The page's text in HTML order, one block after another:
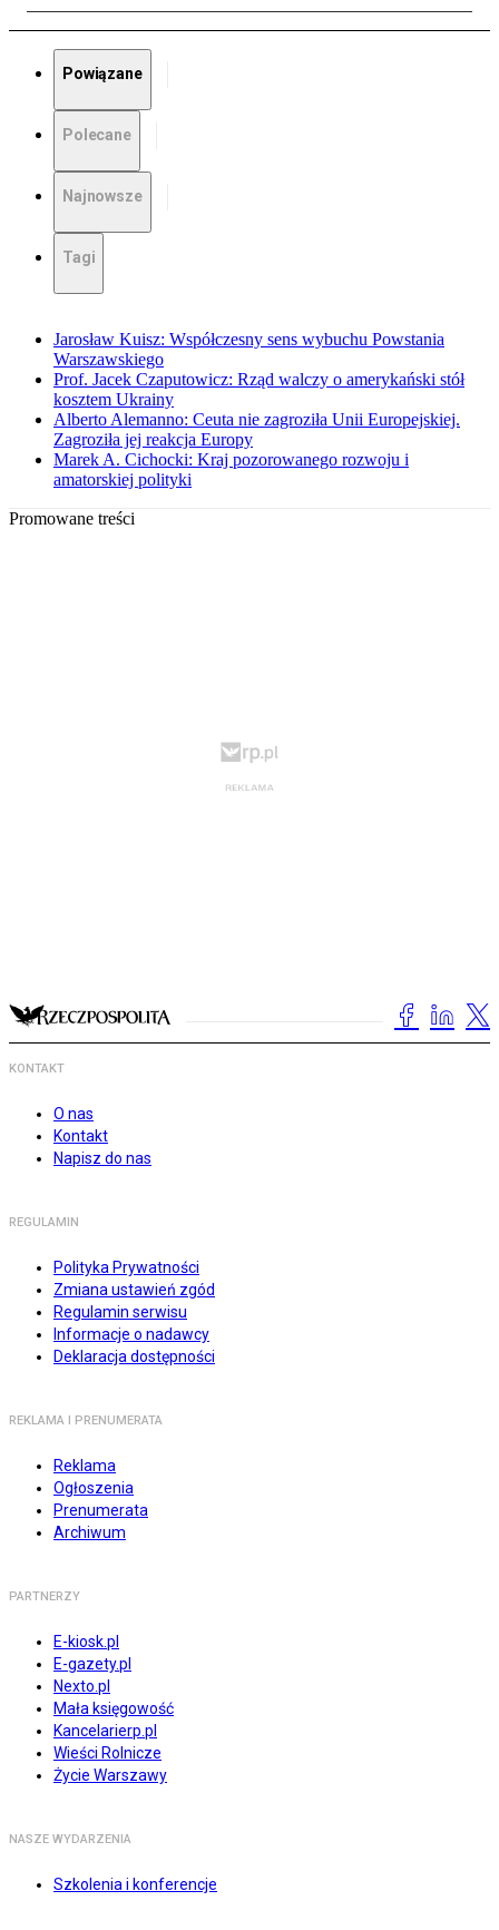
Powiązane
Polecane
Najnowsze
Tagi
Jarosław Kuisz: Współczesny sens wybuchu Powstania
Warszawskiego
Prof. Jacek Czaputowicz: Rząd walczy o amerykański stół
kosztem Ukrainy
Alberto Alemanno: Ceuta nie zagroziła Unii Europejskiej.
Zagroziła jej reakcja Europy
Marek A. Cichocki: Kraj pozorowanego rozwoju i
amatorskiej polityki
Promowane treści
KONTAKT
O nas
Kontakt
Napisz do nas
REGULAMIN
Polityka Prywatności
Zmiana ustawień zgód
Regulamin serwisu
Informacje o nadawcy
Deklaracja dostępności
REKLAMA I PRENUMERATA
Reklama
Ogłoszenia
Prenumerata
Archiwum
PARTNERZY
E-kiosk.pl
E-gazety.pl
Nexto.pl
Mała księgowość
Kancelarierp.pl
Wieści Rolnicze
Życie Warszawy
NASZE WYDARZENIA
Szkolenia i konferencje